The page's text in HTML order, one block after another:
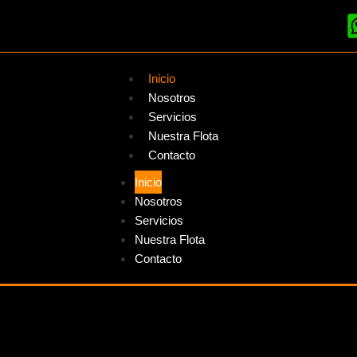
Inicio
Nosotros
Servicios
Nuestra Flota
Contacto
Inicio
Nosotros
Servicios
Nuestra Flota
Contacto